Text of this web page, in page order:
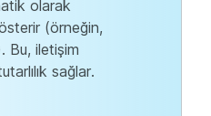
olarak
(örneğin,
Bu, iletişim
sağlar.